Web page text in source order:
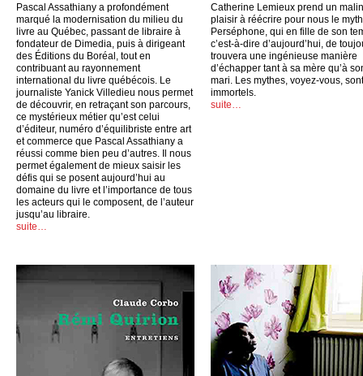
Pascal Assathiany a profondément
marqué la modernisation du milieu du
livre au Québec, passant de libraire à
fondateur de Dimedia, puis à dirigeant
des Éditions du Boréal, tout en
contribuant au rayonnement
international du livre québécois. Le
journaliste Yanick Villedieu nous permet
de découvrir, en retraçant son parcours,
ce mystérieux métier qu’est celui
d’éditeur, numéro d’équilibriste entre art
et commerce que Pascal Assathiany a
réussi comme bien peu d’autres. Il nous
permet également de mieux saisir les
défis qui se posent aujourd’hui au
domaine du livre et l’importance de tous
les acteurs qui le composent, de l’auteur
jusqu’au libraire.
suite…
Catherine Lemieux prend un malin
plaisir à réécrire pour nous le
Perséphone, qui en fille de son
c’est-à-dire d’aujourd’hui, de
trouvera une ingénieuse manière
d’échapper tant à sa mère qu’à
mari. Les mythes, voyez-vous, sont
immortels.
suite…